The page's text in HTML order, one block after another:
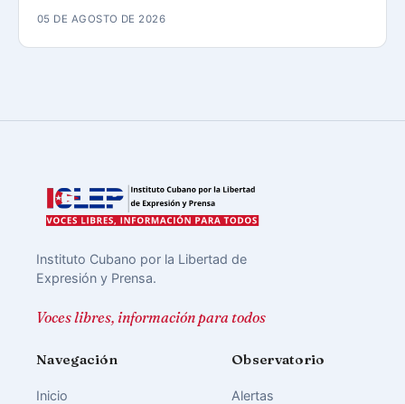
05 DE AGOSTO DE 2026
Instituto Cubano por la Libertad de
Expresión y Prensa.
Voces libres, información para todos
Navegación
Inicio
Observatorio
Alertas